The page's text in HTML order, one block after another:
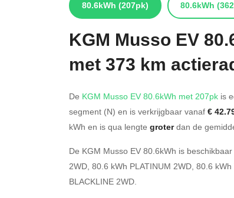
80.6kWh (207pk) 80.6kWh
KGM Musso EV
met 373 km
De KGM Musso EV 80.6kWh met 207pk is
segment (N) en is verkrijgbaar vanaf €
kWh en is qua lengte groterdan de
De KGM Musso EV 80.6kWh is
2WD, 80.6 kWh PLATINUM 2WD, 80.6 kWh
BLACKLINE 2WD.